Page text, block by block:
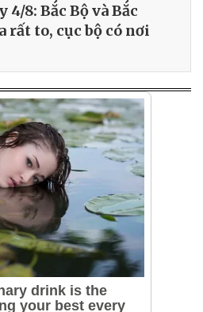
8: Bắc Bộ và Bắc
rất to, cục bộ có nơi